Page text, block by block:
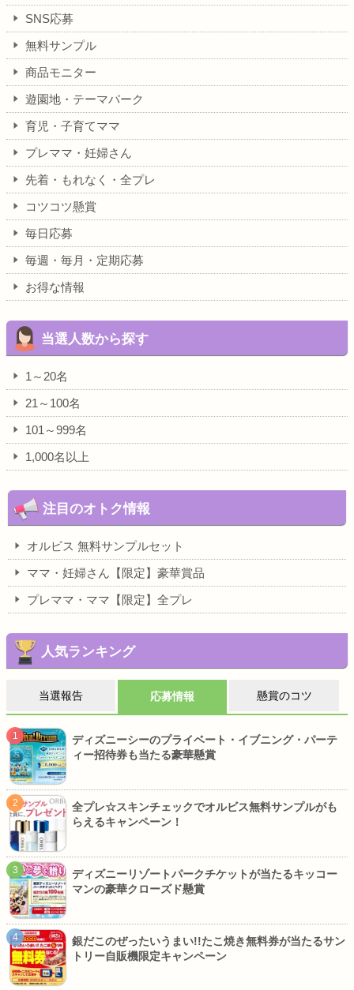
SNS応募
無料サンプル
商品モニター
遊園地・テーマパーク
育児・子育てママ
プレママ・妊婦さん
先着・もれなく・全プレ
コツコツ懸賞
毎日応募
毎週・毎月・定期応募
お得な情報
当選人数から探す
1～20名
21～100名
101～999名
1,000名以上
注目のオトク情報
オルビス 無料サンプルセット
ママ・妊婦さん【限定】豪華賞品
プレママ・ママ【限定】全プレ
人気ランキング
当選報告 応募情報 懸賞のコツ
ディズニーシーのプライベート・イブニング・パーテ
ィー招待券も当たる豪華懸賞
全プレ☆スキンチェックでオルビス無料サンプルがも
らえるキャンペーン！
ディズニーリゾートパークチケットが当たるキッコー
マンの豪華クローズド懸賞
銀だこのぜったいうまい!!たこ焼き無料券が当たるサン
トリー自販機限定キャンペーン